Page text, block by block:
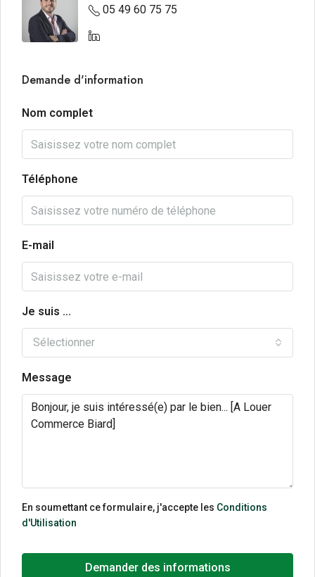
05 49 60 75 75
Demande d'information
Nom complet
Téléphone
E-mail
Je suis ...
Sélectionner
Message
En soumettant ce formulaire, j'accepte les Conditions
d'Utilisation
Demander des informations